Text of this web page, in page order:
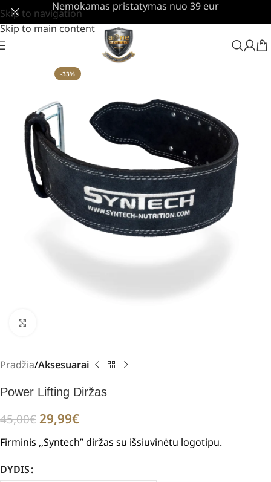
Skip to navigation
Skip to main content
Nemokamas pristatymas nuo 39 eur
-33%
Pradžia Aksesuarai
Power Lifting Diržas
45,00€ 29,99€
Firminis ,,Syntech” diržas su išsiuvinėtu logotipu.
DYDIS